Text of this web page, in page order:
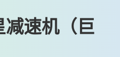
速机（巨